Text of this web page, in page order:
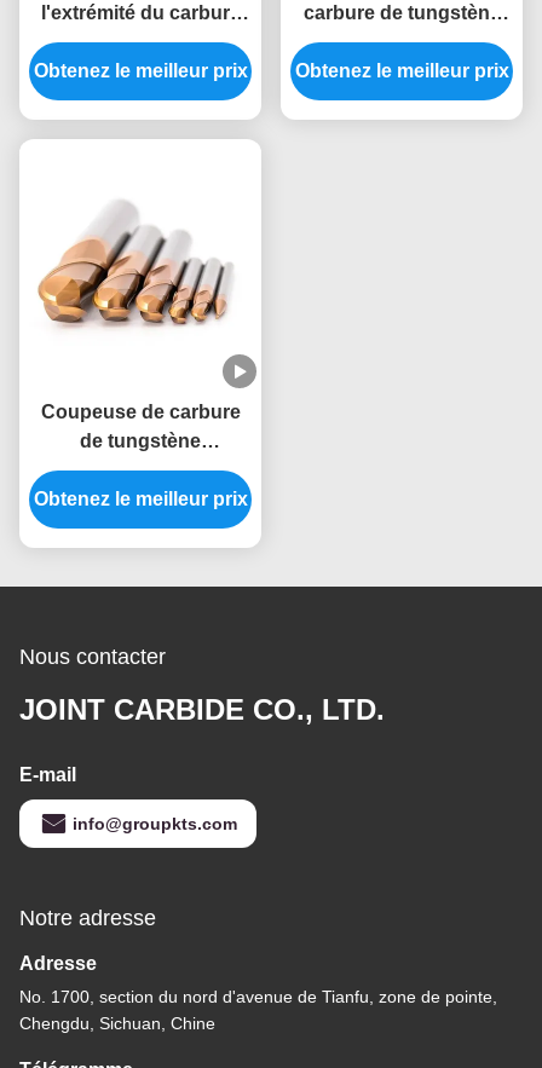
l'extrémité du carbure
de tungstène avec 2-4
flûtes
Obtenez le meilleur prix
carbure de tungstène
0,1-6 mm/min Vitesse
d'alimentation 50-150
mm Longueur totale
Obtenez le meilleur prix
Coupeuse de carbure
de tungstène
recouverte de TiAlN à
45-60° avec 3-4 flûtes
Obtenez le meilleur prix
Nous contacter
JOINT CARBIDE CO., LTD.
E-mail
info@groupkts.com
Notre adresse
Adresse
No. 1700, section du nord d'avenue de Tianfu, zone de pointe,
Chengdu, Sichuan, Chine